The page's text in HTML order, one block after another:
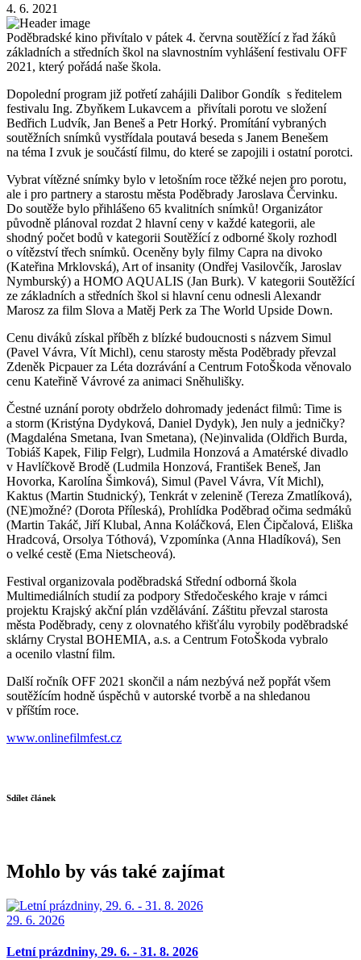
4. 6. 2021
Poděbradské kino přivítalo v pátek 4. června soutěžící z řad žáků
základních a středních škol na slavnostním vyhlášení festivalu OFF
2021, který pořádá naše škola.
Dopolední program již potřetí zahájili Dalibor Gondík s ředitelem
festivalu Ing. Zbyňkem Lukavcem a přivítali porotu ve složení
Bedřich Ludvík, Jan Beneš a Petr Horký. Promítání vybraných
soutěžních snímků vystřídala poutavá beseda s Janem Benešem
na téma I zvuk je součástí filmu, do které se zapojili i ostatní porotci.
Vybrat vítězné snímky bylo v letošním roce těžké nejen pro porotu,
ale i pro partnery a starostu města Poděbrady Jaroslava Červinku.
Do soutěže bylo přihlášeno 65 kvalitních snímků! Organizátor
původně plánoval rozdat 2 hlavní ceny v každé kategorii, ale
shodný počet bodů v kategorii Soutěžící z odborné školy rozhodl
o vítězství třech snímků. Oceněny byly filmy Capra na divoko
(Kateřina Mrklovská), Art of insanity (Ondřej Vasilovčík, Jaroslav
Nymburský) a HOMO AQUALIS (Jan Burk). V kategorii Soutěžící
ze základních a středních škol si hlavní cenu odnesli Alexandr
Marosz za film Slova a Matěj Perk za The World Upside Down.
Cenu diváků získal příběh z blízké budoucnosti s názvem Simul
(Pavel Vávra, Vít Michl), cenu starosty města Poděbrady převzal
Zdeněk Picpauer za Léta dozrávání a Centrum FotoŠkoda věnovalo
cenu Kateřině Vávrové za animaci Sněhulišky.
Čestné uznání poroty obdrželo dohromady jedenáct filmů: Time is
a storm (Kristýna Dydyková, Daniel Dydyk), Jen nuly a jedničky?
(Magdaléna Smetana, Ivan Smetana), (Ne)invalida (Oldřich Burda,
Tobiáš Kapek, Filip Felgr), Ludmila Honzová a Amatérské divadlo
v Havlíčkově Brodě (Ludmila Honzová, František Beneš, Jan
Hovorka, Karolína Šimková), Simul (Pavel Vávra, Vít Michl),
Kaktus (Martin Studnický), Tenkrát v zelenině (Tereza Zmatlíková),
(NE)možné? (Dorota Příleská), Prohlídka Poděbrad očima sedmáků
(Martin Takáč, Jiří Klubal, Anna Koláčková, Elen Čipčalová, Eliška
Hradcová, Orsolya Tóthová), Vzpomínka (Anna Hladíková), Sen
o velké cestě (Ema Nietscheová).
Festival organizovala poděbradská Střední odborná škola
Multimediálních studií za podpory Středočeského kraje v rámci
projektu Krajský akční plán vzdělávání. Záštitu převzal starosta
města Poděbrady, ceny z olovnatého křišťálu vyrobily poděbradské
sklárny Crystal BOHEMIA, a.s. a Centrum FotoŠkoda vybralo
a ocenilo vlastní film.
Další ročník OFF 2021 skončil a nám nezbývá než popřát všem
soutěžícím hodně úspěchů v autorské tvorbě a na shledanou
v příštím roce.
www.onlinefilmfest.cz
Sdílet článek
Mohlo by vás také zajímat
29. 6. 2026
Letní prázdniny, 29. 6. - 31. 8. 2026